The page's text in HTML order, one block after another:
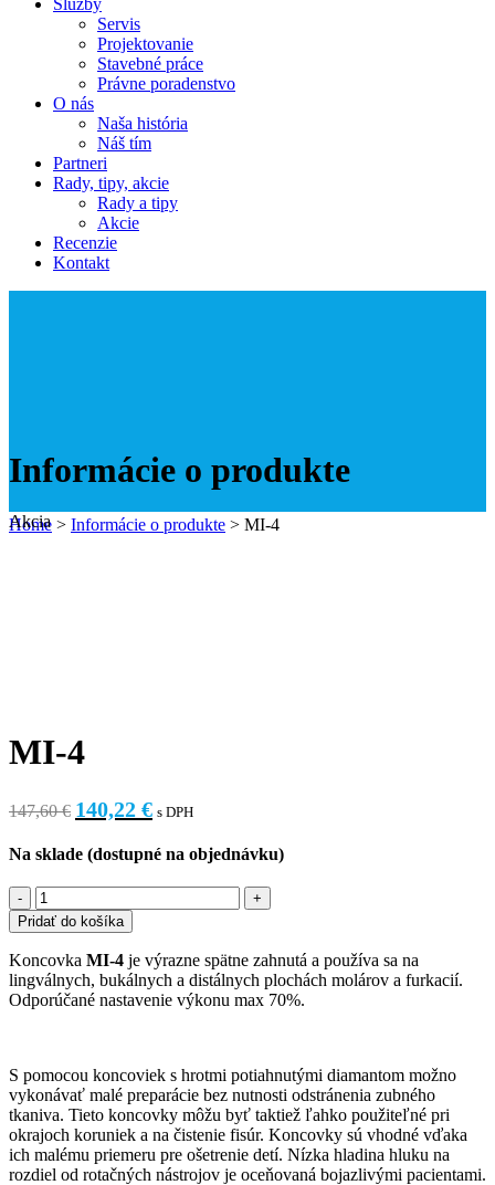
Servis
Projektovanie
Stavebné práce
Právne poradenstvo
O nás
Naša história
Náš tím
Partneri
Rady, tipy, akcie
Rady a tipy
Akcie
Recenzie
Kontakt
Informácie o produkte
Home > Informácie o produkte > MI-4
Akcia
MI-4
147,60€ 140,22 € s DPH
Na sklade (dostupné na objednávku)
Pridať do košíka
Koncovka MI-4 je výrazne spätne zahnutá a používa sa na
lingválnych, bukálnych a distálnych plochách molárov a furkacií.
Odporúčané nastavenie výkonu max 70%.
S pomocou koncoviek s hrotmi potiahnutými diamantom možno
vykonávať malé preparácie bez nutnosti odstránenia zubného
tkaniva. Tieto koncovky môžu byť taktiež ľahko použiteľné pri
okrajoch koruniek a na čistenie fisúr. Koncovky sú vhodné vďaka
ich malému priemeru pre ošetrenie detí. Nízka hladina hluku na
rozdiel od rotačných nástrojov je oceňovaná bojazlivými pacientami.